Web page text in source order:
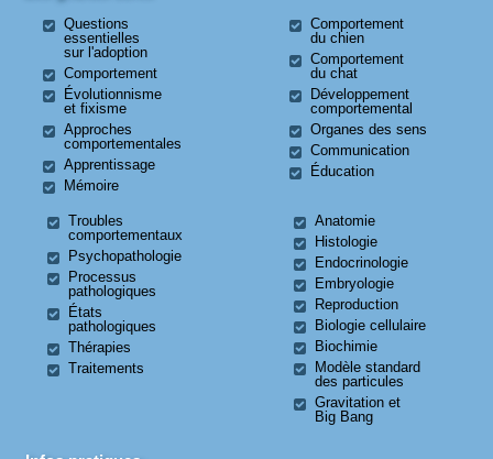
Questions
essentielles
sur l'adoption
Comportement
Évolutionnisme
et fixisme
Approches
comportementales
Apprentissage
Mémoire
Comportement
du chien
Comportement
du chat
Développement
comportemental
Organes des sens
Communication
Éducation
Troubles
comportementaux
Psychopathologie
Processus
pathologiques
États
pathologiques
Thérapies
Traitements
Anatomie
Histologie
Endocrinologie
Embryologie
Reproduction
Biologie cellulaire
Biochimie
Modèle standard
des particules
Gravitation et
Big Bang